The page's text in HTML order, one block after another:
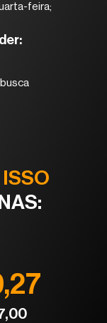
feira;